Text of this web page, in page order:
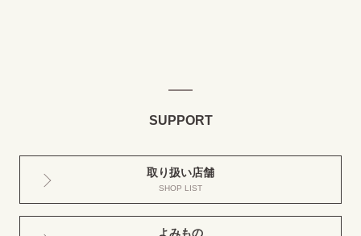
SUPPORT
取り扱い店舗
SHOP LIST
よみもの